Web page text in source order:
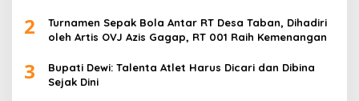
2
Turnamen Sepak Bola Antar RT Desa Taban, Dihadiri
oleh Artis OVJ Azis Gagap, RT 001 Raih Kemenangan
3
Bupati Dewi: Talenta Atlet Harus Dicari dan Dibina
Sejak Dini